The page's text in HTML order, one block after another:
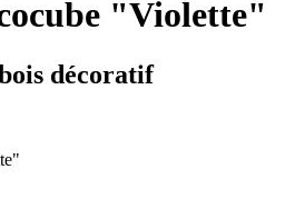
"Violette"
décoratif